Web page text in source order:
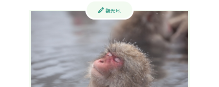
觀光地